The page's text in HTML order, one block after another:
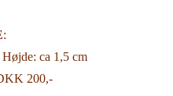
:
ca 1,5 cm
200,-